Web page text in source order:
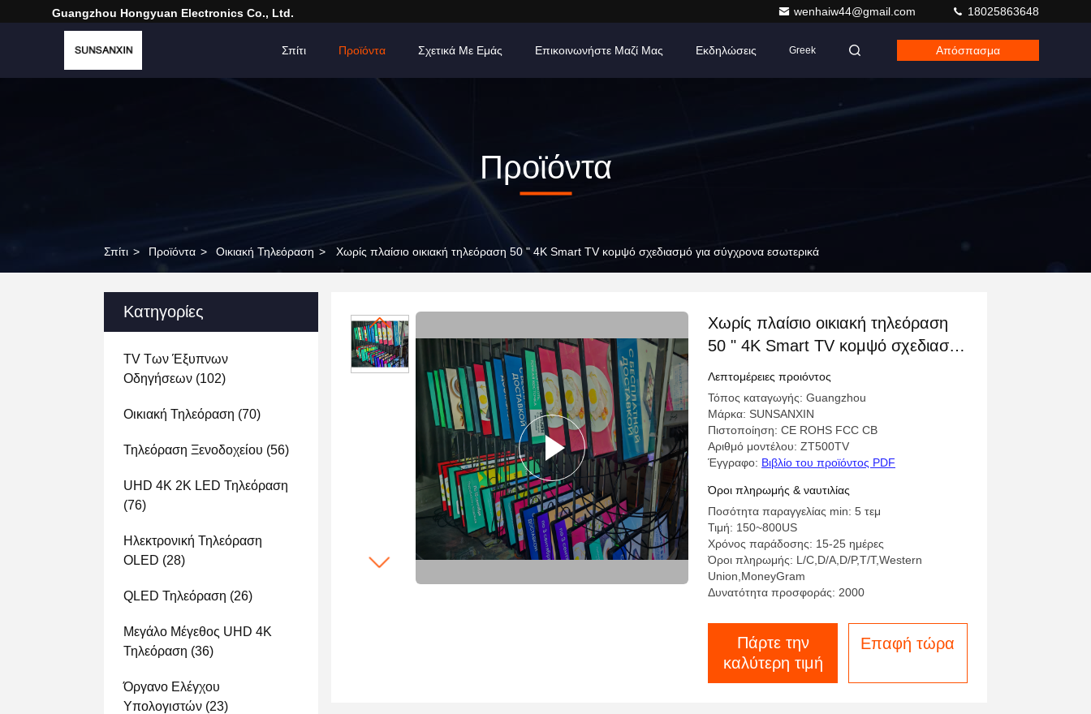
Guangzhou Hongyuan Electronics Co., Ltd. wenhaiw44@gmail.com 18025863648
Σπίτι Προϊόντα Σχετικά Με Εμάς Επικοινωνήστε Μαζί Μας Εκδηλώσεις Greek Απόσπασμα
Προϊόντα
Σπίτι > Προϊόντα > Οικιακή Τηλεόραση > Χωρίς πλαίσιο οικιακή τηλεόραση 50 " 4K Smart TV κομψό σχεδιασμό για σύγχρονα εσωτερικά
Κατηγορίες
TV Των Έξυπνων
Οδηγήσεων (102)
Οικιακή Τηλεόραση (70)
Τηλεόραση Ξενοδοχείου (56)
UHD 4K 2K LED Τηλεόραση
(76)
Ηλεκτρονική Τηλεόραση
OLED (28)
QLED Τηλεόραση (26)
Μεγάλο Μέγεθος UHD 4K
Τηλεόραση (36)
Όργανο Ελέγχου
Υπολογιστών (23)
Χωρίς πλαίσιο οικιακή τηλεόραση
50 " 4K Smart TV κομψό σχεδιασμό
για σύγχρονα εσωτερικά
Λεπτομέρειες προιόντος
Τόπος καταγωγής: Guangzhou
Μάρκα: SUNSANXIN
Πιστοποίηση: CE ROHS FCC CB
Αριθμό μοντέλου: ZT500TV
Έγγραφο: Βιβλίο του προϊόντος PDF
Όροι πληρωμής & ναυτιλίας
Ποσότητα παραγγελίας min: 5 τεμ
Τιμή: 150~800US
Χρόνος παράδοσης: 15-25 ημέρες
Όροι πληρωμής: L/C,D/A,D/P,T/T,Western
Union,MoneyGram
Δυνατότητα προσφοράς: 2000
Πάρτε την
καλύτερη τιμή
Επαφή τώρα